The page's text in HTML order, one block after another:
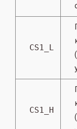
CS1_L
CS1_H